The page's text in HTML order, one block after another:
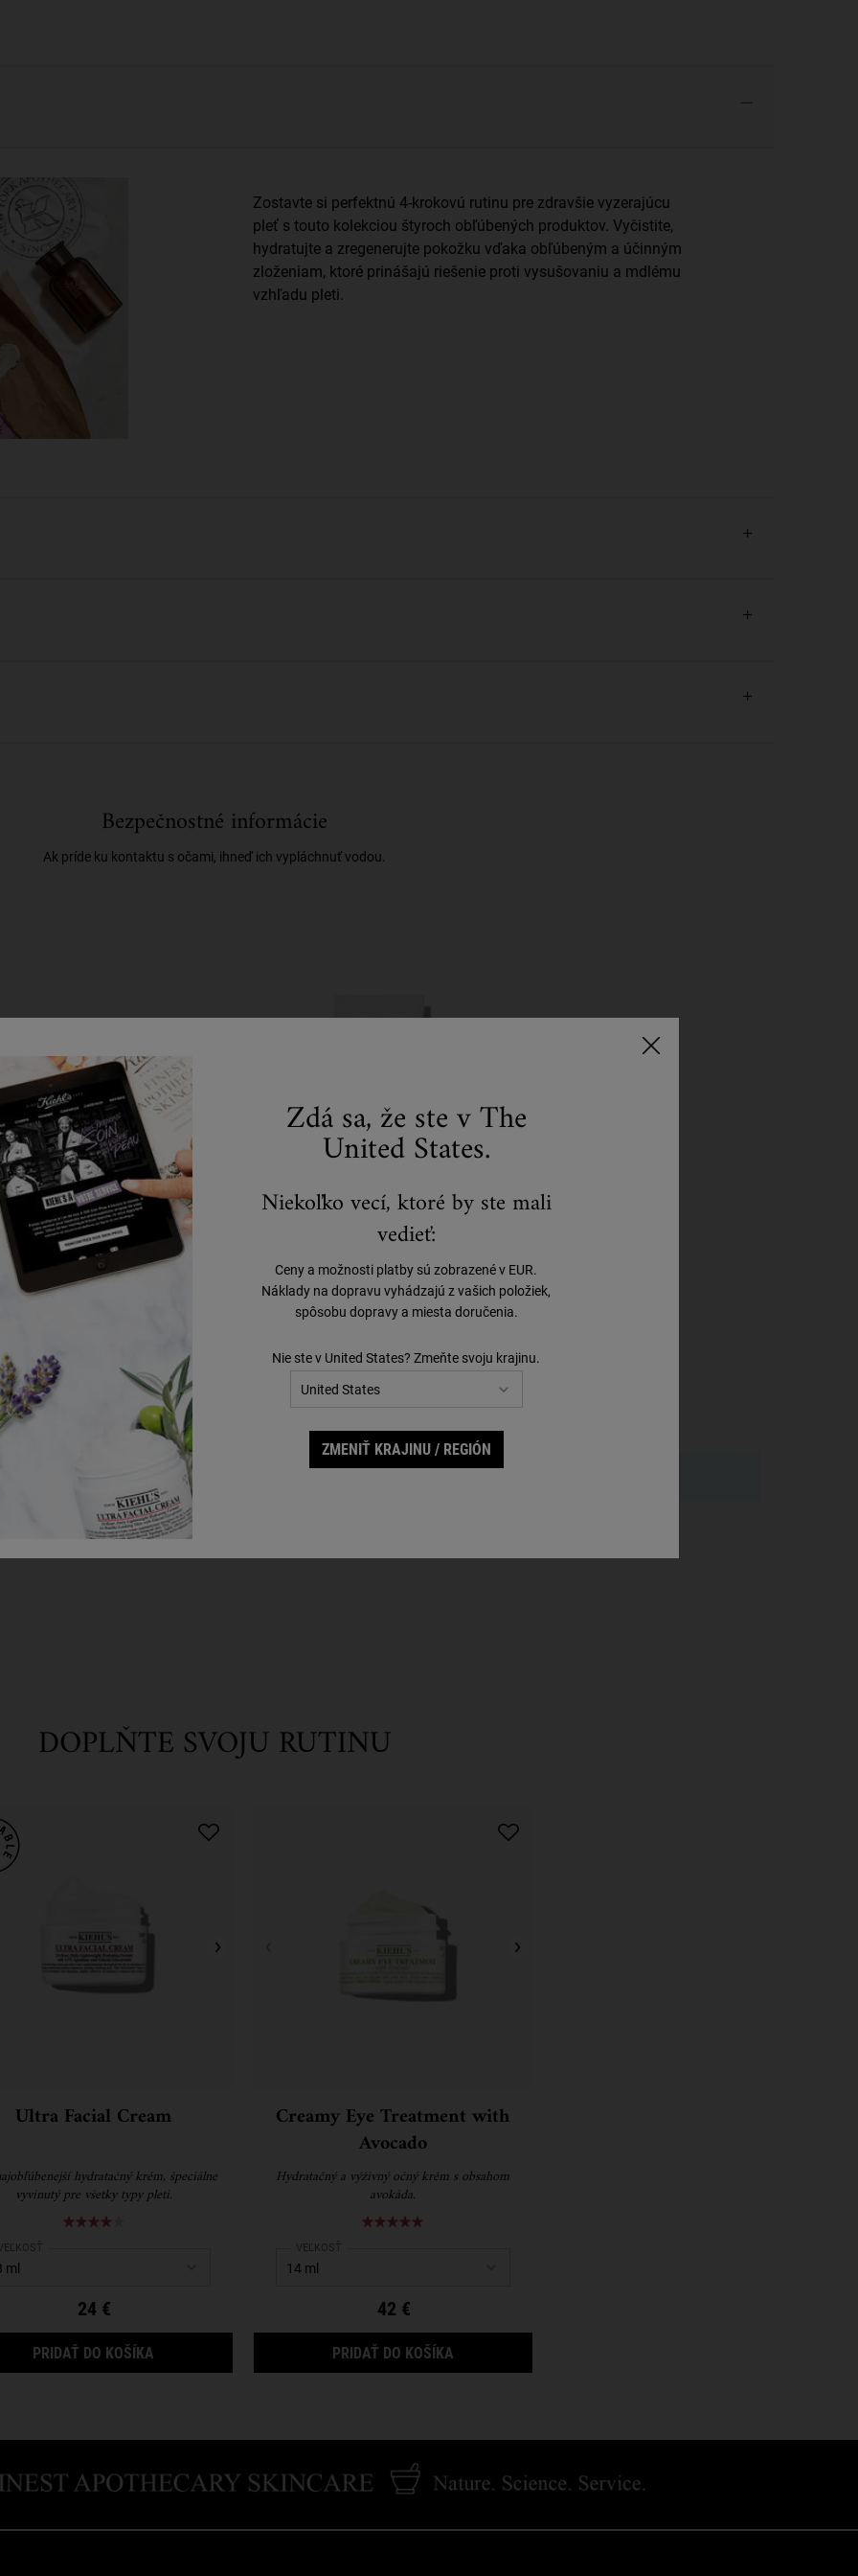
Zostavte si perfektnú 4-krokovú rutinu pre zdravšie vyzerajúcu
pleť s touto kolekciou štyroch obľúbených produktov. Vyčistite,
hydratujte a zregenerujte pokožku vďaka obľúbeným a účinným
zloženiam, ktoré prinášajú riešenie proti vysušovaniu a mdlému
vzhľadu pleti.
Bezpečnostné informácie
Ak príde ku kontaktu s očami, ihneď ich vypláchnuť vodou.
balenie)
Tento produkt zatiaľ nemá žiadne recenzie v slovenskom jazyku.
á, kto napíše recenziu na tento produkt
DOPLŇTE SVOJU RUTINU
SET
Ultra Facial Cream
hydratačný krém, špeciálne
vyvinutý pre všetky typy pleti.
a
24 €
PRIDAŤ DO KOŠÍKA
Creamy Eye Treatment with
Avocado
Hydratačný a výživný očný krém s obsahom
avokáda.
Select a
VEĽKOSŤ
42 €
PRIDAŤ DO KOŠÍKA
Zdá sa, že ste v The
United States.
Niekoľko vecí, ktoré by ste mali
vedieť:
Ceny a možnosti platby sú zobrazené v EUR.
Náklady na dopravu vyhádzajú z vašich položiek,
spôsobu dopravy a miesta doručenia.
Nie ste v United States? Zmeňte svoju krajinu.
ZMENIŤ KRAJINU / REGIÓN